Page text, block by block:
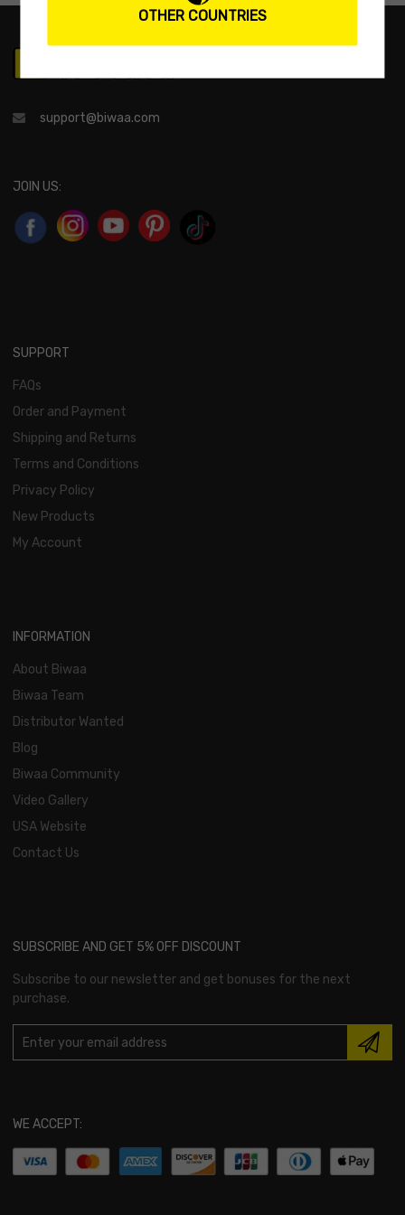
support@biwaa.com
JOIN US:
SUPPORT
FAQs
Order and Payment
Shipping and Returns
Terms and Conditions
Privacy Policy
New Products
My Account
INFORMATION
About Biwaa
Biwaa Team
Distributor Wanted
Blog
Biwaa Community
Video Gallery
USA Website
Contact Us
SUBSCRIBE AND GET 5% OFF DISCOUNT
Subscribe to our newsletter and get bonuses for the next
purchase.
WE ACCEPT:
OTHER COUNTRIES